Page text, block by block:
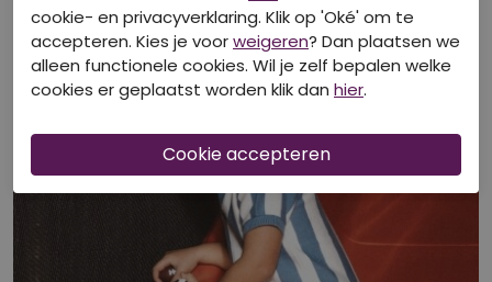
cookie- en privacyverklaring. Klik op 'Oké' om te
accepteren. Kies je voorweigeren? Dan plaatsen we
alleen functionele cookies. Wil je zelf bepalen welke
cookies er geplaatst worden klik dan hier.